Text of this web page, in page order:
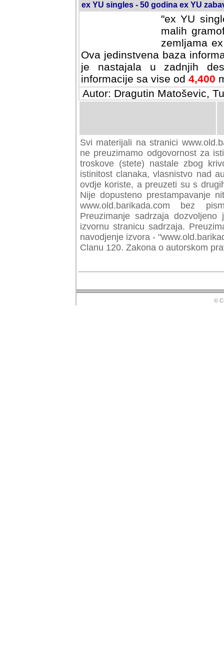
ex YU singles - 50 godina ex YU
"ex YU
malih
zemljama
Ova jedinstvena baza
je nastajala u zadnjih
informacije sa vise od 4,400
Autor: Dragutin Matoševic,
Svi materijali na stranici
preuzimamo odgovornost za
troskove (stete) nastale zbog
istinitost clanaka, vlasnistvo nad
ovdje koriste, a preuzeti su s
Nije dopusteno prestampavanje
www.old.barikada.com bez
Preuzimanje sadrzaja
izvornu stranicu sadrzaja.
navodjenje izvora -
Clanu 120. Zakona o autorskom
©